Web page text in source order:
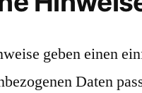
geben einen
Daten